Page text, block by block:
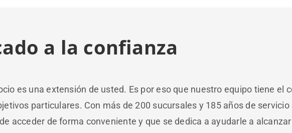
a la confianza
es una extensión de usted. Es por eso que nuestro equipo tiene
particulares. Con más de 200 sucursales y 185 años de
acceder de forma conveniente y que se dedica a ayudarle a